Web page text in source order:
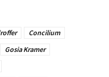
Concilium
Gosia Kramer